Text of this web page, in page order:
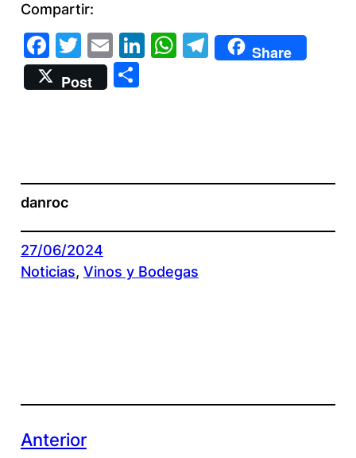
Compartir:
Facebook
Twitter
EmailLinkedIn
WhatsApp
Telegram
Share
Post
Compartir
danroc
27/06/2024
Noticias, Vinos y Bodegas
Anterior